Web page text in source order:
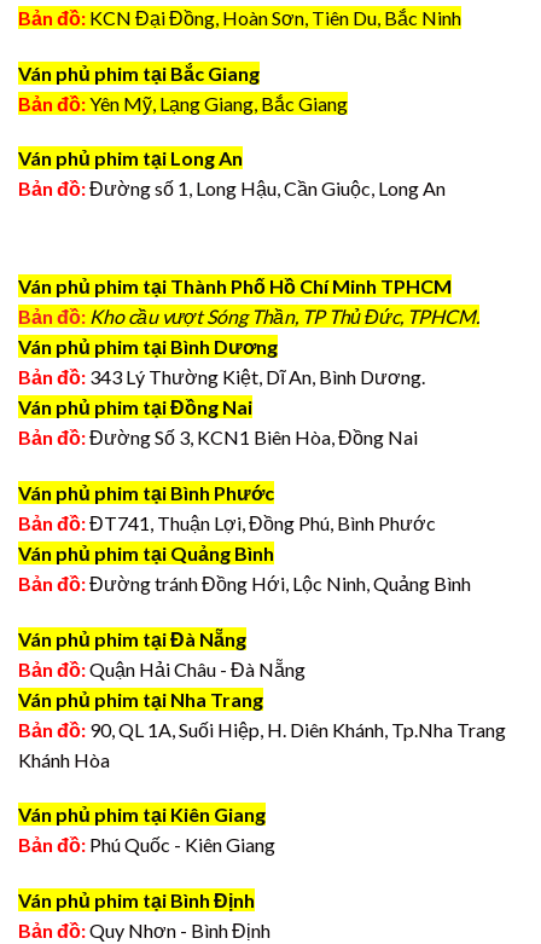
Bản đồ: KCN Đại Đồng, Hoàn Sơn, Tiên Du, Bắc Ninh
Ván phủ phim tại Bắc Giang
Bản đồ:Yên Mỹ, Lạng Giang, Bắc Giang
Ván phủ phim tại Long An
Bản đồ:Đường số 1, Long Hậu, Cần Giuộc, Long An
Ván phủ phim tại Thành Phố Hồ Chí Minh TPHCM
Bản đồ: Kho cầu vượt Sóng Thần, TP Thủ Đức, TPHCM.
Ván phủ phim tại Bình Dương
Bản đồ: 343 Lý Thường Kiệt, Dĩ An, Bình Dương.
Ván phủ phim tại Đồng Nai
Bản đồ:Đường Số 3, KCN1 Biên Hòa, Đồng Nai
Ván phủ phim tại Bình Phước
Bản đồ:ĐT741, Thuận Lợi, Đồng Phú, Bình Phước
Ván phủ phim tại Quảng Bình
Bản đồ:Đường tránh Đồng Hới, Lộc Ninh, Quảng Bình
Ván phủ phim tại Đà Nẵng
Bản đồ:Quận Hải Châu - Đà Nẵng
Ván phủ phim tại Nha Trang
Bản đồ: 90, QL 1A, Suối Hiệp, H. Diên Khánh, Tp.Nha Trang
Khánh Hòa
Ván phủ phim tại Kiên Giang
Bản đồ: Phú Quốc - Kiên Giang
Ván phủ phim tại Bình Định
Bản đồ:Quy Nhơn - Bình Định